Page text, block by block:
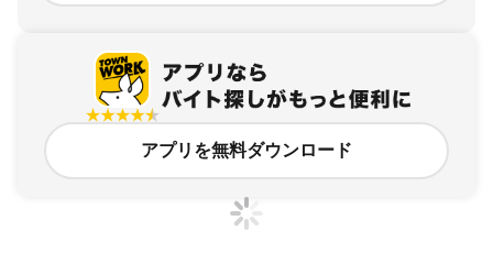
アプリを無料ダウンロード